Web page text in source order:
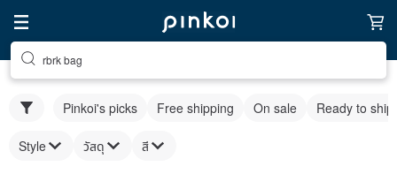
rbrk bag
Pinkoi's picks Free shipping On sale Ready to ship
Style วัสดุ สี